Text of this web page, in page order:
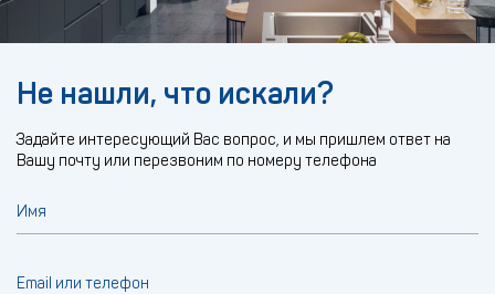
Не нашли, что искали?
Задайте интересующий Вас вопрос, и мы пришлем ответ на
Вашу почту или перезвоним по номеру телефона
Имя
Email или телефон